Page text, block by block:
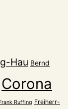
Hau Bernd
Corona
Ruffing Freiherr-